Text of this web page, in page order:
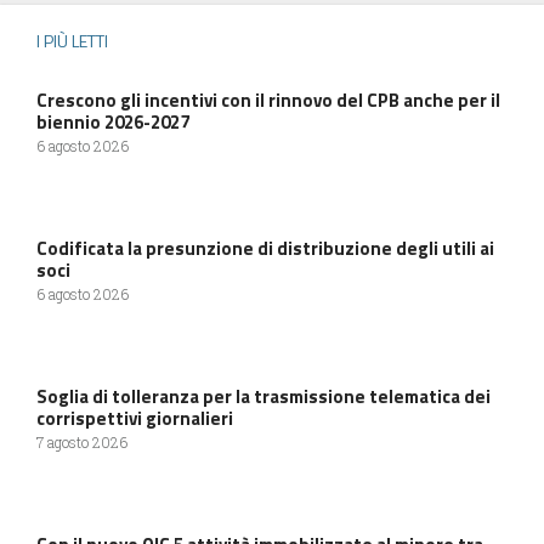
I PIÙ LETTI
Crescono gli incentivi con il rinnovo del CPB anche per il
biennio 2026-2027
6 agosto 2026
Codificata la presunzione di distribuzione degli utili ai
soci
6 agosto 2026
Soglia di tolleranza per la trasmissione telematica dei
corrispettivi giornalieri
7 agosto 2026